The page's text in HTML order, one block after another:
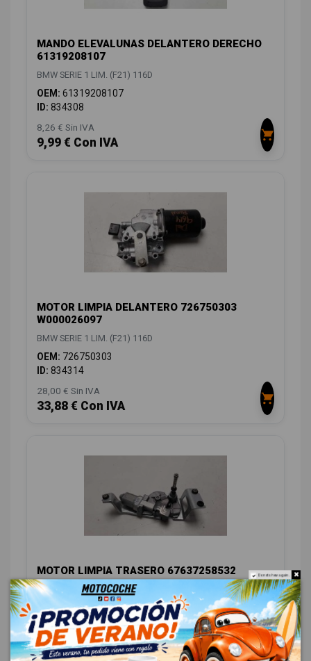
MANDO ELEVALUNAS DELANTERO DERECHO
61319208107
BMW SERIE 1 LIM. (F21) 116D
OEM: 61319208107
ID: 834308
8,26 € Sin IVA
9,99 € Con IVA
MOTOR LIMPIA DELANTERO 726750303
W000026097
BMW SERIE 1 LIM. (F21) 116D
OEM: 726750303
ID: 834314
28,00 € Sin IVA
33,88 € Con IVA
MOTOR LIMPIA TRASERO 67637258532
BMW SERIE 1 LIM. (F21) 116D
OEM:67637258532
ID:834315
28,00 € Sin IVA
33,88 € Con IVA
Do not show again.